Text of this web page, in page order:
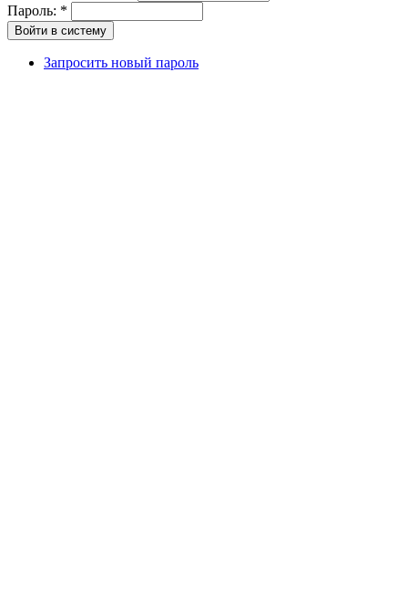
Пароль: *
Запросить новый пароль